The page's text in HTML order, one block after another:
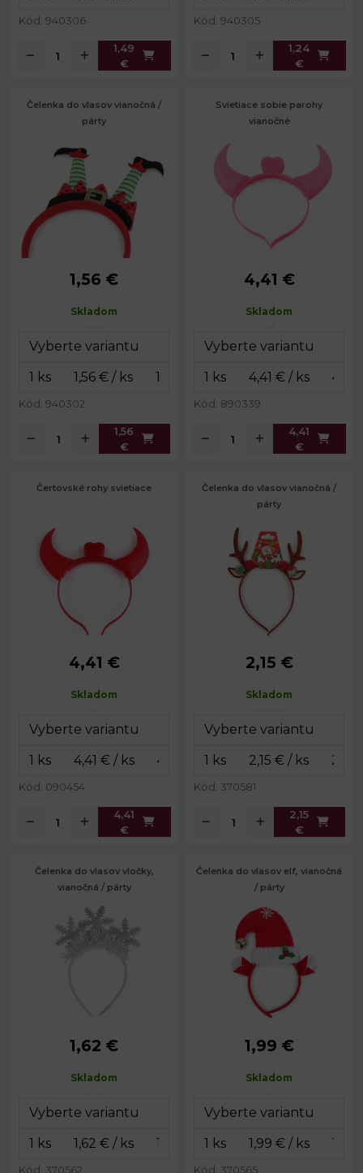
Kód: 940306
1,49
€
Kód: 940305
1,24
€
Čelenka do vlasov vianočná /
párty
Obvod čelenky:
1,56 €
Skladom
Kód: 940302
1,56
€
Svietiace sobie parohy
vianočné
Obvod čelenky:
4,41 €
Skladom
Kód: 890339
4,41
€
Čertovské rohy svietiace
Obvod čelenky:
4,41 €
Skladom
Kód: 090454
4,41
€
Čelenka do vlasov vianočná /
párty
Obvod čelenky:
2,15 €
Skladom
Kód: 370581
2,15
€
Čelenka do vlasov vločky,
vianočná / párty
Obvod čelenky:
1,62 €
Skladom
Kód: 370562
Čelenka do vlasov elf, vianočná
/ párty
Obvod čelenky:
1,99 €
Skladom
Kód: 370565